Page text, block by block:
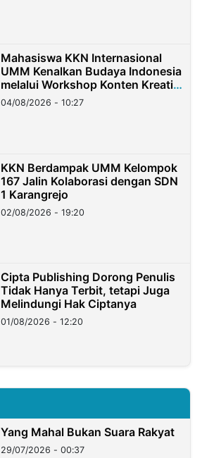
Mahasiswa KKN Internasional
UMM Kenalkan Budaya Indonesia
melalui Workshop Konten Kreatif
di Taiwan
04/08/2026 - 10:27
KKN Berdampak UMM Kelompok
167 Jalin Kolaborasi dengan SDN
1 Karangrejo
02/08/2026 - 19:20
Cipta Publishing Dorong Penulis
Tidak Hanya Terbit, tetapi Juga
Melindungi Hak Ciptanya
01/08/2026 - 12:20
Yang Mahal Bukan Suara Rakyat
29/07/2026 - 00:37